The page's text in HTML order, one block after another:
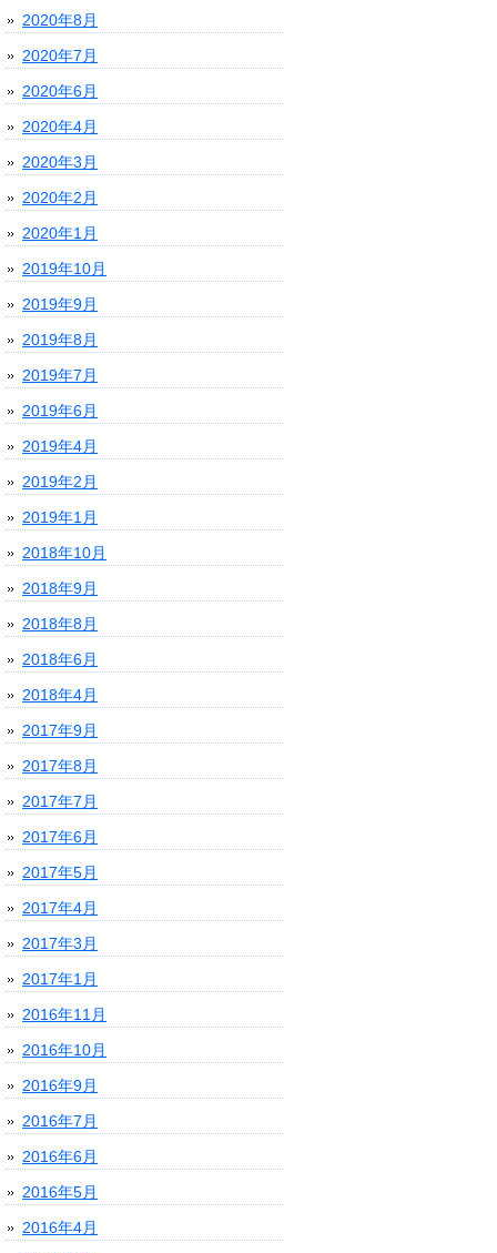
2020年8月
2020年7月
2020年6月
2020年4月
2020年3月
2020年2月
2020年1月
2019年10月
2019年9月
2019年8月
2019年7月
2019年6月
2019年4月
2019年2月
2019年1月
2018年10月
2018年9月
2018年8月
2018年6月
2018年4月
2017年9月
2017年8月
2017年7月
2017年6月
2017年5月
2017年4月
2017年3月
2017年1月
2016年11月
2016年10月
2016年9月
2016年7月
2016年6月
2016年5月
2016年4月